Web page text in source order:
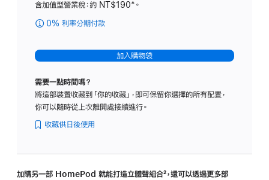
含加值型營業稅：約 NT$190*。
0% 利率分期付款
橙
色
分
期
加入購物袋
需要一點時間嗎？
將這部裝置收藏到「你的收藏」，即可保留你選擇的所有配置，
你可以隨時從上次離開處接續進行。
收藏供日後使用
加購另一部 HomePod 就能打造立體聲組合註
²，還可以透過更多部